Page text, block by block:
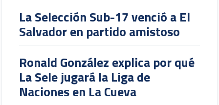
La Selección Sub-17 venció a El
Salvador en partido amistoso
Ronald González explica por qué
La Sele jugará la Liga de
Naciones en La Cueva